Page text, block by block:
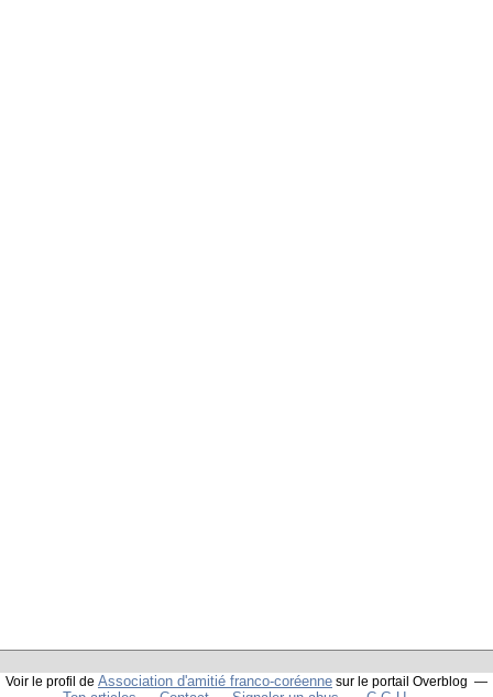
Voir le profil de Association d'amitié franco-coréenne sur le portail Overblog